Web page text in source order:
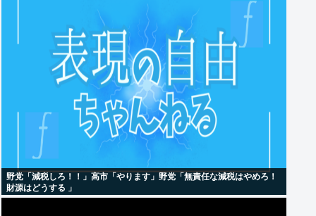
野党「減税しろ！！」高市「やります」野党「無責任な減税はやめろ！
財源はどうする 」